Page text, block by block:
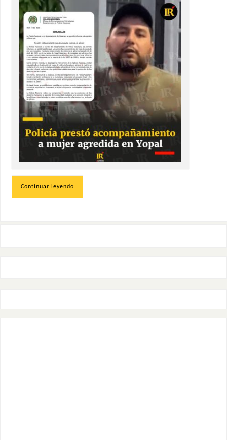
Continuar leyendo